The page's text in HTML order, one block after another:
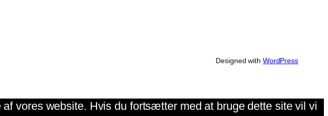
Designed with WordPress
vores website. Hvis du fortsætter med at bruge dette site vil vi